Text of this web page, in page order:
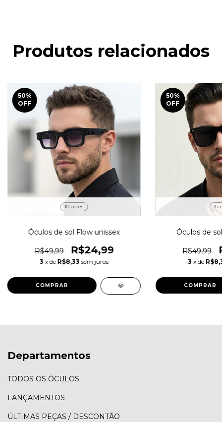
Produtos relacionados
50%
OFF
10 cores
Óculos de sol Flow unissex
R$49,99 R$24,99
3 x de R$8,33 sem juros
COMPRAR
50%
OFF
3
Óculos de
R$49,99
3 x de
COMPRAR
Departamentos
TODOS OS ÓCULOS
LANÇAMENTOS
ÚLTIMAS PEÇAS / DESCONTÃO